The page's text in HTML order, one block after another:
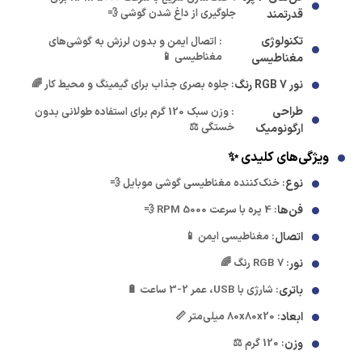
قدرتمند
جلوگیری از داغ شدن گوشی 💨
تکنولوژی
مغناطیسی
: اتصال ایمن و بدون لرزش به گوشی‌های
مغناطیسی 📱
نور RGB 7 رنگ : جلوه بصری جذاب برای گیمینگ و محیط کار 🌈
طراحی
ارگونومیک
: وزن سبک 120 گرم برای استفاده طولانی بدون
خستگی ⚖️
ویژگی‌های کلیدی ✨
نوع: خنک‌کننده مغناطیسی گوشی موبایل 💨
فن‌ها: 4 پره با سرعت 5000 RPM 💨
اتصال: مغناطیسی ایمن 📱
نور: RGB 7 رنگ 🌈
باتری: شارژی با USB، عمر 2-3 ساعت 🔋
ابعاد: 80x80x20 میلی‌متر 📏
وزن: 120 گرم ⚖️